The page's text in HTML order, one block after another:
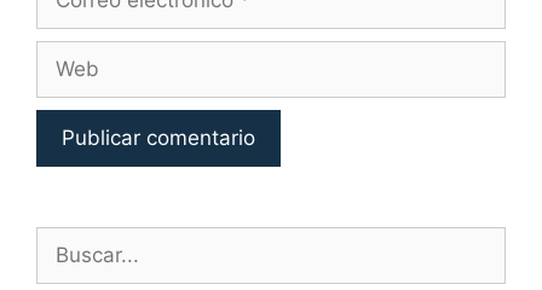
Web
Buscar: